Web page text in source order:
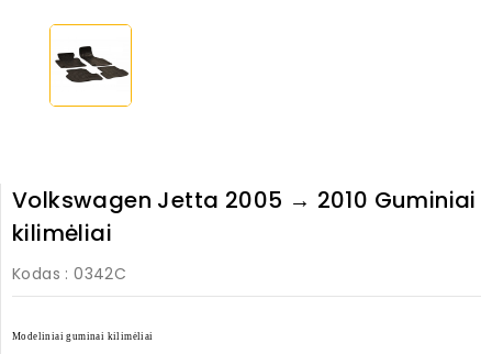
Volkswagen Jetta 2005 → 2010 Guminiai
kilimėliai
Kodas : 0342C
Modeliniai guminai kilimėliai